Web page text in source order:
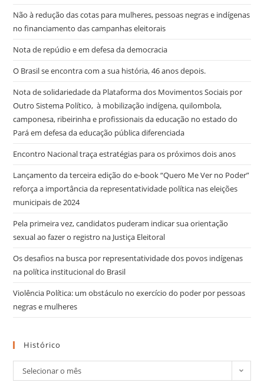
Não à redução das cotas para mulheres, pessoas negras e indígenas
no financiamento das campanhas eleitorais
Nota de repúdio e em defesa da democracia
O Brasil se encontra com a sua história, 46 anos depois.
Nota de solidariedade da Plataforma dos Movimentos Sociais por
Outro Sistema Político, à mobilização indígena, quilombola,
camponesa, ribeirinha e profissionais da educação no estado do
Pará em defesa da educação pública diferenciada
Encontro Nacional traça estratégias para os próximos dois anos
Lançamento da terceira edição do e-book “Quero Me Ver no Poder”
reforça a importância da representatividade política nas eleições
municipais de 2024
Pela primeira vez, candidatos puderam indicar sua orientação
sexual ao fazer o registro na Justiça Eleitoral
Os desafios na busca por representatividade dos povos indígenas
na política institucional do Brasil
Violência Política: um obstáculo no exercício do poder por pessoas
negras e mulheres
Histórico
Selecionar o mês